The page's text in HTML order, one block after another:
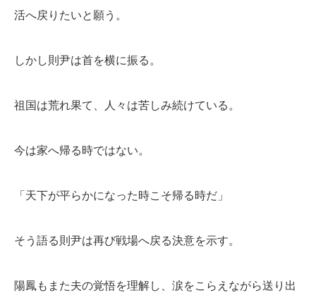
活へ戻りたいと願う。
しかし則尹は首を横に振る。
祖国は荒れ果て、人々は苦しみ続けている。
今は家へ帰る時ではない。
「天下が平らかになった時こそ帰る時だ」
そう語る則尹は再び戦場へ戻る決意を示す。
陽鳳もまた夫の覚悟を理解し、涙をこらえながら送り出